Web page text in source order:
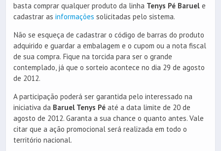
basta comprar qualquer produto da linha Tenys Pé Baruel e
cadastrar as informações solicitadas pelo sistema.
Não se esqueça de cadastrar o código de barras do produto
adquirido e guardar a embalagem e o cupom ou a nota fiscal
de sua compra. Fique na torcida para ser o grande
contemplado, já que o sorteio acontece no dia 29 de agosto
de 2012.
A participação poderá ser garantida pelo interessado na
iniciativa da Baruel Tenys Pé até a data limite de 20 de
agosto de 2012. Garanta a sua chance o quanto antes. Vale
citar que a ação promocional será realizada em todo o
território nacional.